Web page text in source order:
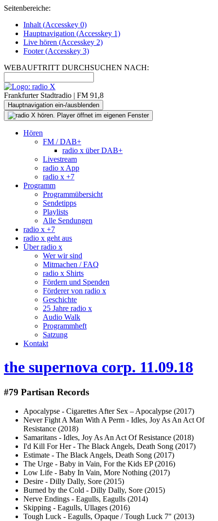
Seitenbereiche:
Inhalt (Accesskey 0)
Hauptnavigation (Accesskey 1)
Live hören (Accesskey 2)
Footer(Accesskey 3)
WEBAUFTRITT DURCHSUCHEN NACH:
Frankfurter Stadtradio | FM 91,8
Hauptnavigation ein-/ausblenden
Hören
FM / DAB+
radio x über DAB+
Livestream
radio x App
radio x +7
Programm
Programmübersicht
Sendetipps
Playlists
Alle Sendungen
radio x +7
radio x geht aus
Über radio x
Wer wir sind
Mitmachen / FAQ
radio x Shirts
Fördern und Spenden
Förderer von radio x
Geschichte
25 Jahre radio x
Audio Walk
Programmheft
Satzung
Kontakt
the supernova corp. 11.09.18
#79 Partisan Records
Apocalypse - Cigarettes After Sex ‎– Apocalypse (2017)
Never Fight A Man With A Perm - Idles, Joy As An Act Of
Resistance (2018)
Samaritans - Idles, Joy As An Act Of Resistance (2018)
I'd Kill For Her - The Black Angels, Death Song (2017)
Estimate - The Black Angels, Death Song (2017)
The Urge - Baby in Vain, For the Kids EP (2016)
Low Life - Baby In Vain, More Nothing (2017)
Desire - Dilly Dally, Sore (2015)
Burned by the Cold - Dilly Dally, Sore (2015)
Nerve Endings - Eagulls, Eagulls (2014)
Skipping - Eagulls, Ullages (2016)
Tough Luck - Eagulls, Opaque / Tough Luck 7" (2013)